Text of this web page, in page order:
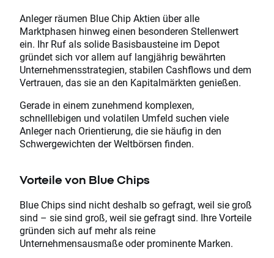
Anleger räumen Blue Chip Aktien über alle
Marktphasen hinweg einen besonderen Stellenwert
ein. Ihr Ruf als solide Basisbausteine im Depot
gründet sich vor allem auf langjährig bewährten
Unternehmensstrategien, stabilen Cashflows und dem
Vertrauen, das sie an den Kapitalmärkten genießen.
Gerade in einem zunehmend komplexen,
schnelllebigen und volatilen Umfeld suchen viele
Anleger nach Orientierung, die sie häufig in den
Schwergewichten der Weltbörsen finden.
Vorteile von Blue Chips
Blue Chips sind nicht deshalb so gefragt, weil sie groß
sind – sie sind groß, weil sie gefragt sind. Ihre Vorteile
gründen sich auf mehr als reine
Unternehmensausmaße oder prominente Marken.